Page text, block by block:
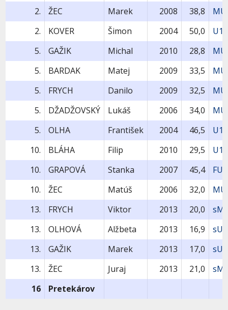
2. ŽEC Marek 2008 38,8
2.
KOVER Šimon 2004 50,0
5.
GAŽIK Michal 2010 28,8
5.
BARDAK Matej 2009 33,5
5.
FRYCH Danilo 2009 32,5
5.
DŽADŽOVSKÝ Lukáš 2006 34,0
5.
OLHA František 2004 46,5
10.
BLÁHA Filip 2010 29,5
10.
GRAPOVÁ Stanka 2007 45,4
10.
ŽEC Matúš 2006 32,0
13.
FRYCH Viktor 2013 20,0
13.
OLHOVÁ Alžbeta 2013 16,9
13.
GAŽIK Marek 2013 17,0
13.
ŽEC Juraj 2013 21,0
16
Pretekárov